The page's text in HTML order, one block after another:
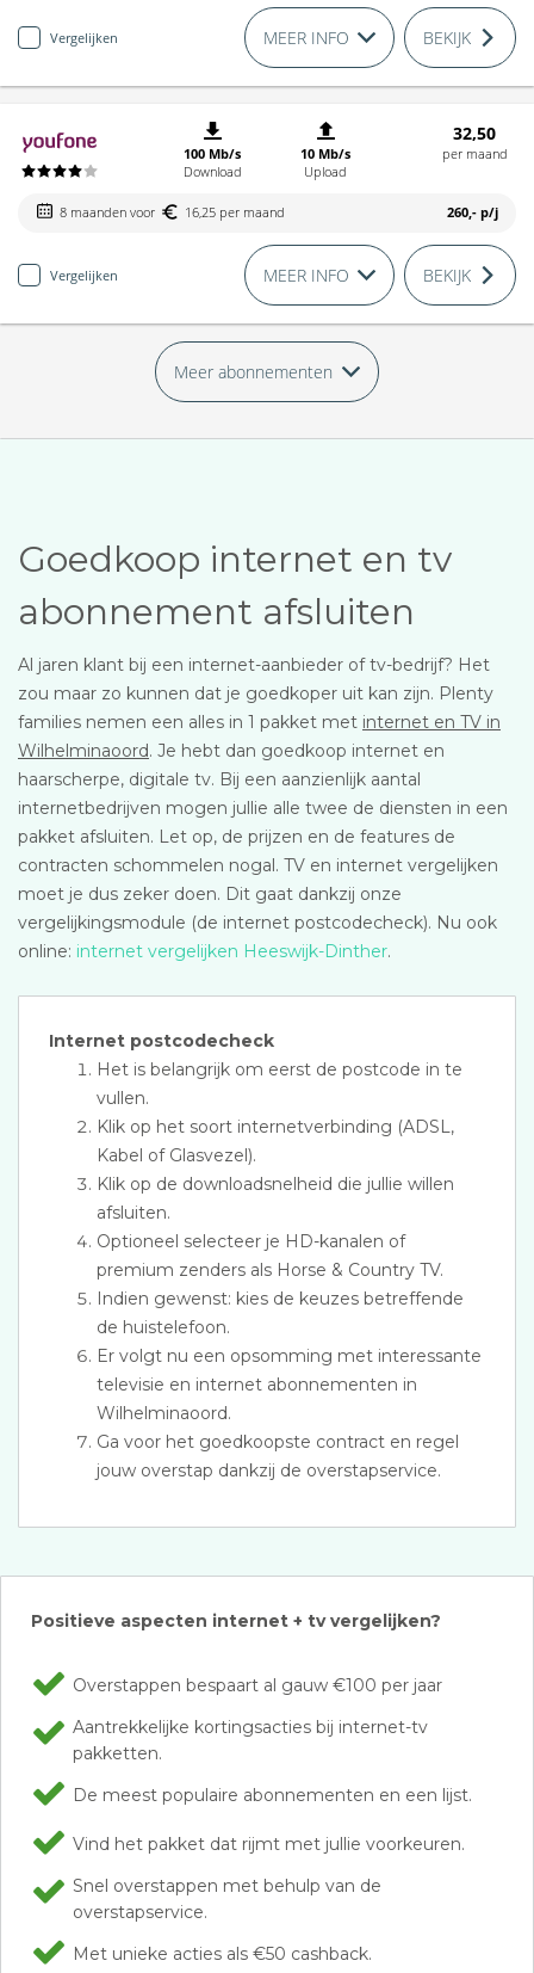
Vergelijken MEER INFO BEKIJK
100 Mb/s
Download
10 Mb/s
Upload
32,50
per maand
8 maanden voor 16,25 per maand 260,- p/j
Vergelijken MEER INFO BEKIJK
Meer abonnementen
Goedkoop internet en tv
abonnement afsluiten
Al jaren klant bij een internet-aanbieder of tv-bedrijf? Het
zou maar zo kunnen dat je goedkoper uit kan zijn. Plenty
families nemen een alles in 1 pakket met internet en TV in
Wilhelminaoord. Je hebt dan goedkoop internet en
haarscherpe, digitale tv. Bij een aanzienlijk aantal
internetbedrijven mogen jullie alle twee de diensten in een
pakket afsluiten. Let op, de prijzen en de features de
contracten schommelen nogal. TV en internet vergelijken
moet je dus zeker doen. Dit gaat dankzij onze
vergelijkingsmodule (de internet postcodecheck). Nu ook
online: internet vergelijken Heeswijk-Dinther.
Internet postcodecheck
Het is belangrijk om eerst de postcode in te
vullen.
Klik op het soort internetverbinding (ADSL,
Kabel of Glasvezel).
Klik op de downloadsnelheid die jullie willen
afsluiten.
Optioneel selecteer je HD-kanalen of
premium zenders als Horse & Country TV.
Indien gewenst: kies de keuzes betreffende
de huistelefoon.
Er volgt nu een opsomming met interessante
televisie en internet abonnementen in
Wilhelminaoord.
Ga voor het goedkoopste contract en regel
jouw overstap dankzij de overstapservice.
Positieve aspecten internet + tv vergelijken?
Overstappen bespaart al gauw €100 per jaar
Aantrekkelijke kortingsacties bij internet-tv
pakketten.
De meest populaire abonnementen en een lijst.
Vind het pakket dat rijmt met jullie voorkeuren.
Snel overstappen met behulp van de
overstapservice.
Met unieke acties als €50 cashback.